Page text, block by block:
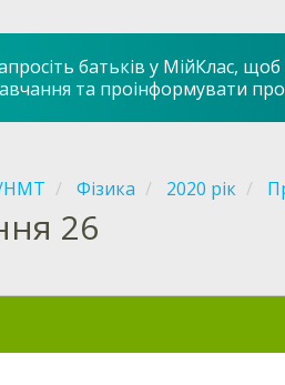
батьків у МійКлас,
та проінформувати про
НМТ Фізика 2020 рік
26